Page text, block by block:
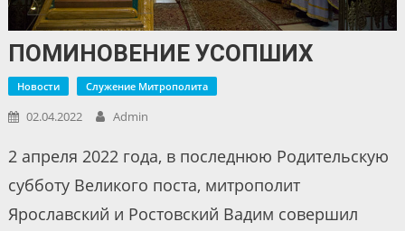
ПОМИНОВЕНИЕ УСОПШИХ
Новости Служение Митрополита
02.04.2022 Admin
2 апреля 2022 года, в последнюю Родительскую
субботу Великого поста, митрополит
Ярославский и Ростовский Вадим совершил